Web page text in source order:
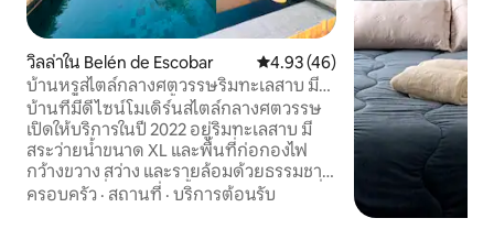
วิลล่าใน Belén de Escobar คะแนนเฉลี่ย 4.93 จาก 5, 46 รีวิว
4.93 (46)
บ้านหรูสไตล์กลางศตวรรษริมทะเลสาบ มี
จากุซซี่และสระว่ายน้ำ
บ้านที่มีดีไซน์โมเดิร์นสไตล์กลางศตวรรษ
เปิดให้บริการในปี 2022 อยู่ริมทะเลสาบ มี
สระว่ายน้ำขนาด XL และพื้นที่ก่อกองไฟ
กว้างขวาง สว่าง และรายล้อมด้วยธรรมชาติ
จากจากุซซี่คู่มองเห็นน้ำ พระอาทิตย์ตกที่
ครอบครัว · สถานที่ · บริการต้อนรับ